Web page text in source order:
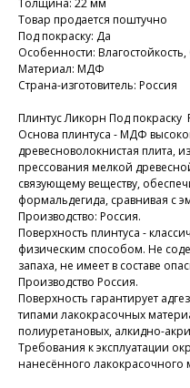
Толщина: 22 мм
Товар продается поштучно
Под покраску: Да
Особенности:
Материал: МДФ
Страна-изготовитель: Россия
Плинтус Ликорн Под покраску
Основа плинтуса - МДФ
древесноволокнистая плита,
прессования мелкой
связующему веществу,
формальдегида, сравнивая с
Производство: Россия.
Поверхность плинтуса -
физическим способом. Не
запаха, не имеет в составе
Производство Россия.
Поверхность гарантирует
типами лакокрасочных
полиуретановых, алкидно-
Требования к эксплуатации
нанесённого лакокрасочного